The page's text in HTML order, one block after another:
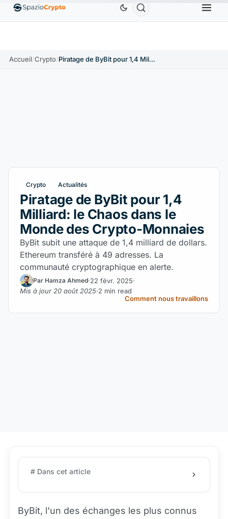
EthereumETH1 880,58 $US Tether USDT0,9991 $US BNB
Accueil/Crypto/ Piratage de ByBit pour 1,4 Milliard: le Chaos dans le Monde des Crypto-Monnaies
Crypto Actualités
Piratage de ByBit pour 1,4
Milliard: le Chaos dans le
Monde des Crypto-Monnaies
ByBit subit une attaque de 1,4 milliard de dollars.
Ethereum transféré à 49 adresses. La
communauté cryptographique en alerte.
Par Hamza Ahmed 22 févr. 2025
Mis à jour 20 août 2025 2 min read
Comment nous travaillons
# Dans cet article
ByBit, l'un des échanges les plus connus